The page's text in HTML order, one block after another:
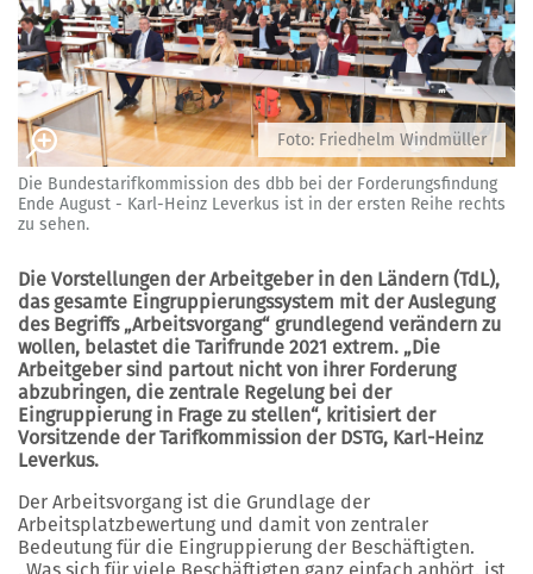
Foto: Friedhelm Windmüller
Die Bundestarifkommission des dbb bei der Forderungsfindung
Ende August - Karl-Heinz Leverkus ist in der ersten Reihe rechts
zu sehen.
Die Vorstellungen der Arbeitgeber in den Ländern (TdL),
das gesamte Eingruppierungssystem mit der Auslegung
des Begriffs „Arbeitsvorgang“ grundlegend verändern zu
wollen, belastet die Tarifrunde 2021 extrem. „Die
Arbeitgeber sind partout nicht von ihrer Forderung
abzubringen, die zentrale Regelung bei der
Eingruppierung in Frage zu stellen“, kritisiert der
Vorsitzende der Tarifkommission der DSTG, Karl-Heinz
Leverkus.
Der Arbeitsvorgang ist die Grundlage der
Arbeitsplatzbewertung und damit von zentraler
Bedeutung für die Eingruppierung der Beschäftigten.